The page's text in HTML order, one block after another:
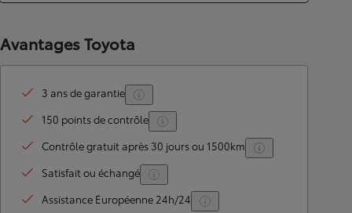
Avantages Toyota
3 ans de garantie
150 points de contrôle
Contrôle gratuit après 30 jours ou 1500km
Satisfait ou échangé
Assistance Européenne 24h/24